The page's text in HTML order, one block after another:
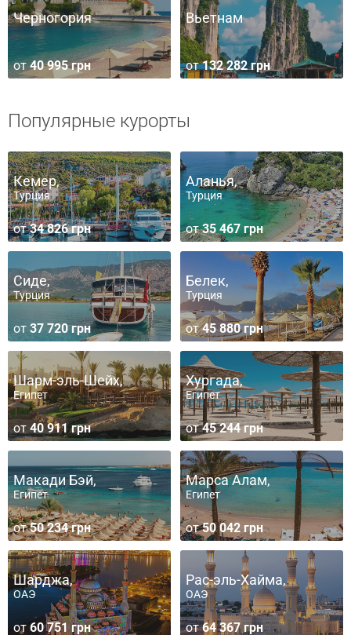
Черногория
от40 995 грн
Вьетнам
от132 282 грн
Популярные курорты
Кемер,
Турция
от34 826 грн
Аланья,
Турция
от35 467 грн
Сиде,
Турция
от 37 720 грн
Белек,
Турция
от45 880 грн
Шарм-эль-Шейх,
Египет
от40 911 грн
Хургада,
Египет
от45 244 грн
Макади Бэй,
Египет
от50 234 грн
Марса Алам,
Египет
от50 042 грн
Шарджа,
ОАЭ
от 60 751 грн
Рас-эль-Хайма,
ОАЭ
от64 367 грн